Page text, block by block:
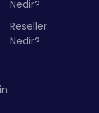
Nedir?
Reseller
Nedir?